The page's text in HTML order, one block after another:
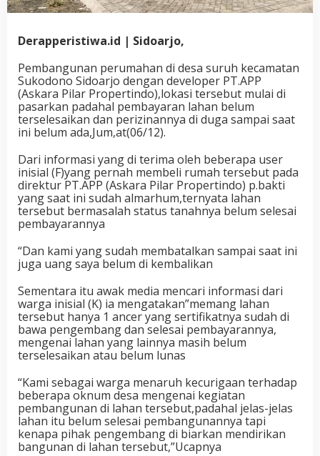
Derapperistiwa.id | Sidoarjo,
Pembangunan perumahan di desa suruh kecamatan
Sukodono Sidoarjo dengan developer PT.APP
(Askara Pilar Propertindo),lokasi tersebut mulai di
pasarkan padahal pembayaran lahan belum
terselesaikan dan perizinannya di duga sampai saat
ini belum ada,Jum,at(06/12).
Dari informasi yang di terima oleh beberapa user
inisial (F)yang pernah membeli rumah tersebut pada
direktur PT.APP (Askara Pilar Propertindo) p.bakti
yang saat ini sudah almarhum,ternyata lahan
tersebut bermasalah status tanahnya belum selesai
pembayarannya
“Dan kami yang sudah membatalkan sampai saat ini
juga uang saya belum di kembalikan
Sementara itu awak media mencari informasi dari
warga inisial (K) ia mengatakan”memang lahan
tersebut hanya 1 ancer yang sertifikatnya sudah di
bawa pengembang dan selesai pembayarannya,
mengenai lahan yang lainnya masih belum
terselesaikan atau belum lunas
“Kami sebagai warga menaruh kecurigaan terhadap
beberapa oknum desa mengenai kegiatan
pembangunan di lahan tersebut,padahal jelas-jelas
lahan itu belum selesai pembangunannya tapi
kenapa pihak pengembang di biarkan mendirikan
bangunan di lahan tersebut,”Ucapnya